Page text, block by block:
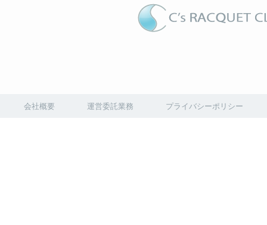
会社概要 運営委託業務 プライバシーポリシー